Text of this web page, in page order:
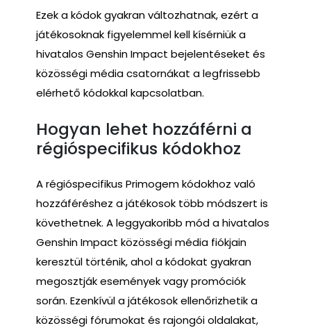
Ezek a kódok gyakran változhatnak, ezért a
játékosoknak figyelemmel kell kísérniük a
hivatalos Genshin Impact bejelentéseket és
közösségi média csatornákat a legfrissebb
elérhető kódokkal kapcsolatban.
Hogyan lehet hozzáférni a
régióspecifikus kódokhoz
A régióspecifikus Primogem kódokhoz való
hozzáféréshez a játékosok több módszert is
követhetnek. A leggyakoribb mód a hivatalos
Genshin Impact közösségi média fiókjain
keresztül történik, ahol a kódokat gyakran
megosztják események vagy promóciók
során. Ezenkívül a játékosok ellenőrizhetik a
közösségi fórumokat és rajongói oldalakat,